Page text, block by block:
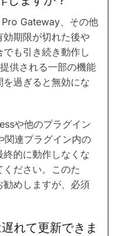
Gateway、その他
期限が切れた後や
も引き続き動作し
供される一部の機能
過ぎると無効にな
や他のプラグイン
関連プラグイン内の
的に動作しなくな
ださい。このた
めしますが、必須
れて更新できま